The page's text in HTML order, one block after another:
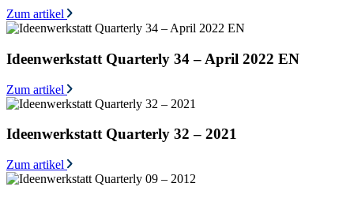
Zum artikel
Ideenwerkstatt Quarterly 34 – April 2022 EN
Zum artikel
Ideenwerkstatt Quarterly 32 – 2021
Zum artikel